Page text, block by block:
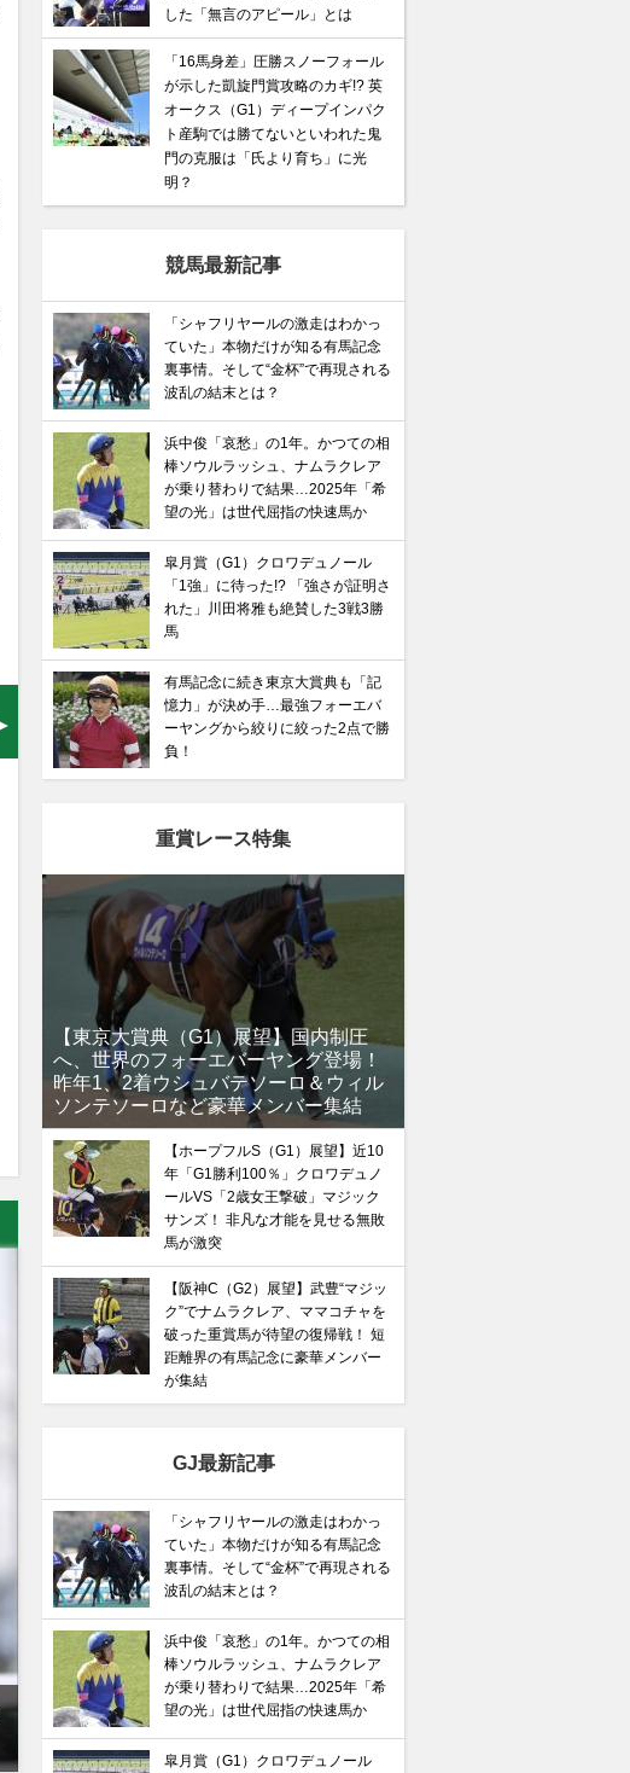
【有馬記念】武豊×ドウデュースを逆転できる候補3頭！と絶
るべき“隠れ穴馬！”
した「無言のアピール」とは
「16馬身差」圧勝スノーフォール
が示した凱旋門賞攻略のカギ!? 英
オークス（G1）ディープインパク
ト産駒では勝てないといわれた鬼
門の克服は「氏より育ち」に光
明？
競馬最新記事
「シャフリヤールの激走はわかっ
ていた」本物だけが知る有馬記念
裏事情。そして“金杯”で再現される
波乱の結末とは？
浜中俊「哀愁」の1年。かつての相
棒ソウルラッシュ、ナムラクレア
が乗り替わりで結果…2025年「希
望の光」は世代屈指の快速馬か
皐月賞（G1）クロワデュノール
「1強」に待った!? 「強さが証明さ
れた」川田将雅も絶賛した3戦3勝
馬
有馬記念に続き東京大賞典も「記
憶力」が決め手…最強フォーエバ
ーヤングから絞りに絞った2点で勝
負！
重賞レース特集
【東京大賞典（G1）展望】国内制圧
へ、世界のフォーエバーヤング登場！
昨年1、2着ウシュバテソーロ＆ウィル
ソンテソーロなど豪華メンバー集結
【ホープフルS（G1）展望】近10
年「G1勝利100％」クロワデュノ
ールVS「2歳女王撃破」マジック
サンズ！ 非凡な才能を見せる無敗
馬が激突
【阪神C（G2）展望】武豊“マジッ
ク”でナムラクレア、ママコチャを
破った重賞馬が待望の復帰戦！ 短
距離界の有馬記念に豪華メンバー
が集結
GJ最新記事
「シャフリヤールの激走はわかっ
ていた」本物だけが知る有馬記念
裏事情。そして“金杯”で再現される
波乱の結末とは？
浜中俊「哀愁」の1年。かつての相
棒ソウルラッシュ、ナムラクレア
が乗り替わりで結果…2025年「希
望の光」は世代屈指の快速馬か
皐月賞（G1）クロワデュノール